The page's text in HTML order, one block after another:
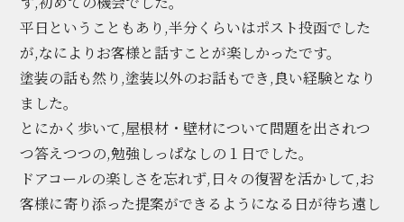
平日ということもあり,半分くらいはポスト投函でした
が,なによりお客様と話すことが楽しかったです。
塗装の話も然り,塗装以外のお話もでき,良い経験となり
ました。
とにかく歩いて,屋根材・壁材について問題を出されつ
つ答えつつの,勉強しっぱなしの１日でした。
ドアコールの楽しさを忘れず,日々の復習を活かして,お
客様に寄り添った提案ができるようになる日が待ち遠し